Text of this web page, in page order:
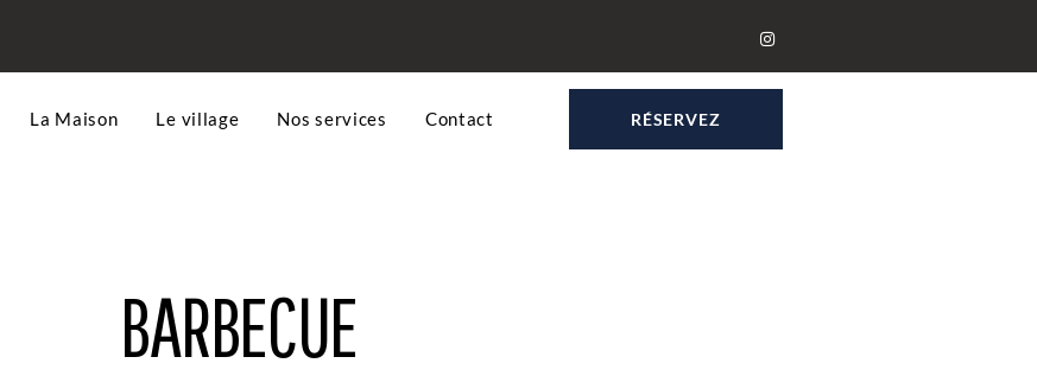
La Maison Le village Nos services Contact RÉSERVEZ
BARBECUE